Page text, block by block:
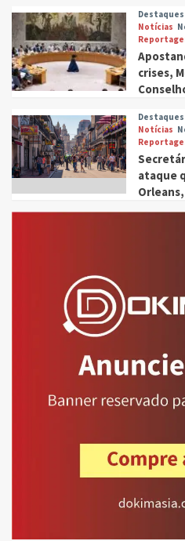
Destaques
Notícias
crises,
Destaques
Notícias
ataque
Orleans,